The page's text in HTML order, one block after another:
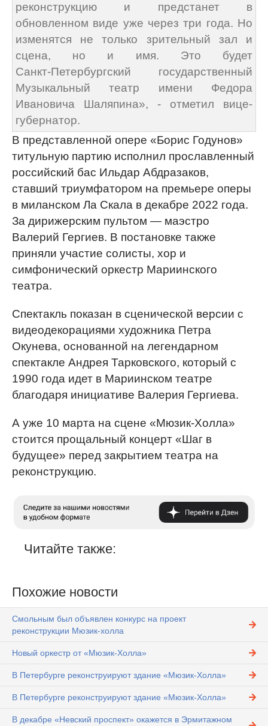
реконструкцию и предстанет в
обновленном виде уже через три года. Но
изменятся не только зрительный зал и
сцена, но и имя. Это будет
Санкт‑Петербургский государственный
Музыкальный театр имени Федора
Ивановича Шаляпина», - отметил вице-
губернатор.
В представленной опере «Борис Годунов»
титульную партию исполнил прославленный
российский бас Ильдар Абдразаков,
ставший триумфатором на премьере оперы
в миланском Ла Скала в декабре 2022 года.
За дирижерским пультом — маэстро
Валерий Гергиев. В постановке также
приняли участие солисты, хор и
симфонический оркестр Мариинского
театра.
Спектакль показан в сценической версии с
видеодекорациями художника Петра
Окунева, основанной на легендарном
спектакле Андрея Тарковского, который с
1990 года идет в Мариинском театре
благодаря инициативе Валерия Гергиева.
А уже 10 марта на сцене «Мюзик-Холла»
стоится прощальный концерт «Шаг в
будущее» перед закрытием театра на
реконструкцию.
Читайте также:
Похожие новости
Смольным был объявлен конкурс на проект
реконструкции Мюзик-холла
Новый оркестр от «Мюзик-Холла»
В Петербурге реконструируют здание «Мюзик-Холла»
В Петербурге реконструируют здание «Мюзик-Холла»
В декабре «Невский проспект» окажется в Эрмитажном